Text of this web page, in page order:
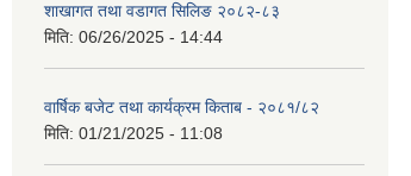
शाखागत तथा वडागत सिलिङ २०८२-८३
मिति: 06/26/2025 - 14:44
वार्षिक बजेट तथा कार्यक्रम किताब - २०८१/८२
मिति: 01/21/2025 - 11:08